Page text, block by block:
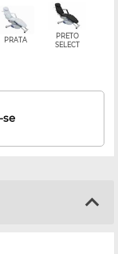
PRATA
PRETO
SELECT
se